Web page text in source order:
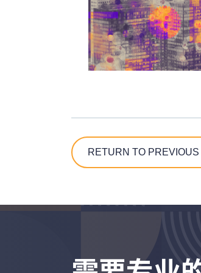
RETURN TO PREVIOUS